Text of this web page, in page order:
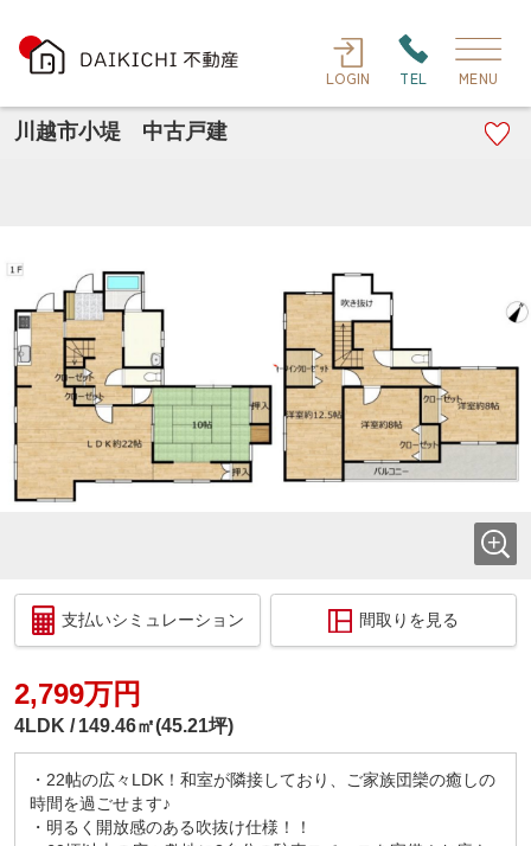
LOGIN TEL MENU
川越市小堤 中古戸建
支払いシミュレーション 間取りを見る
2,799万円
4LDK 149.46㎡(45.21坪)
・22帖の広々LDK！和室が隣接しており、ご家族団欒の癒しの
時間を過ごせます♪
・明るく開放感のある吹抜け仕様！！